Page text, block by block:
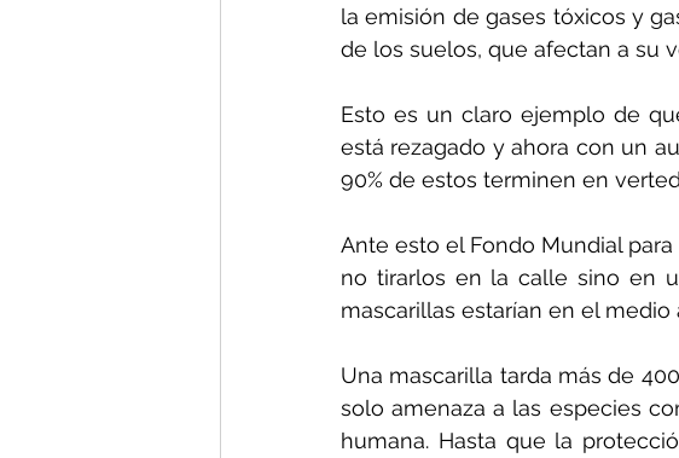
la emisión de gases tóxicos y
de los suelos, que afectan a su
Esto es un claro ejemplo de
está rezagado y ahora con un
90% de estos terminen en
Ante esto el Fondo Mundial
no tirarlos en la calle sino en
mascarillas estarían en el
Una mascarilla tarda más de
solo amenaza a las especies
humana. Hasta que la